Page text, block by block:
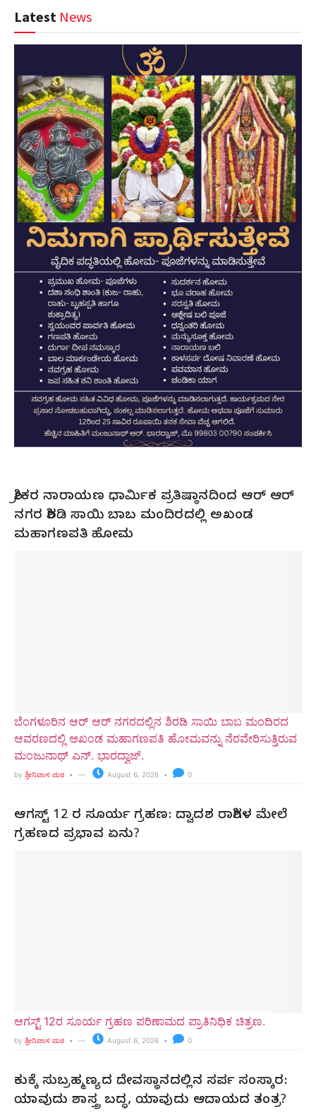
Latest News
ಶ್ರೀಕರ ನಾರಾಯಣ ಧಾರ್ಮಿಕ ಪ್ರತಿಷ್ಠಾನದಿಂದ ಆರ್ ಆರ್
ನಗರ ಶಿರಡಿ ಸಾಯಿ ಬಾಬ ಮಂದಿರದಲ್ಲಿ ಅಖಂಡ
ಮಹಾಗಣಪತಿ ಹೋಮ
ಬೆಂಗಳೂರಿನ ಆರ್ ಆರ್ ನಗರದಲ್ಲಿನ ಶಿರಡಿ ಸಾಯಿ ಬಾಬ ಮಂದಿರದ
ಆವರಣದಲ್ಲಿ ಅಖಂಡ ಮಹಾಗಣಪತಿ ಹೋಮವನ್ನು ನೆರವೇರಿಸುತ್ತಿರುವ
ಮಂಜುನಾಥ್ ಎನ್. ಭಾರದ್ವಾಜ್.
by ಶ್ರೀನಿವಾಸ ಮಠ August 6, 2026 0
ಆಗಸ್ಟ್ 12 ರ ಸೂರ್ಯ ಗ್ರಹಣ: ದ್ವಾದಶ ರಾಶಿಗಳ ಮೇಲೆ
ಗ್ರಹಣದ ಪ್ರಭಾವ ಏನು?
ಆಗಸ್ಟ್ 12ರ ಸೂರ್ಯ ಗ್ರಹಣ ಪರಿಣಾಮದ ಪ್ರಾತಿನಿಧಿಕ ಚಿತ್ರಣ.
by ಶ್ರೀನಿವಾಸ ಮಠ August 6, 2026 0
ಕುಕ್ಕೆ ಸುಬ್ರಹ್ಮಣ್ಯದ ದೇವಸ್ಥಾನದಲ್ಲಿನ ಸರ್ಪ ಸಂಸ್ಕಾರ:
ಯಾವುದು ಶಾಸ್ತ್ರ ಬದ್ಧ, ಯಾವುದು ಆದಾಯದ ತಂತ್ರ?